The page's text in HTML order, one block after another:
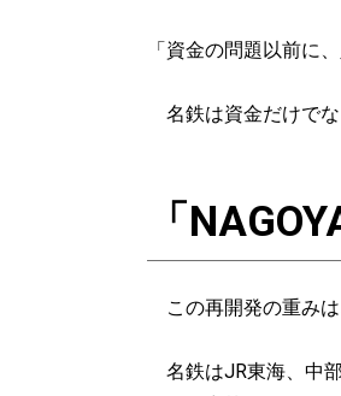
「資金の問題以前に
名鉄は資金だけでな
「
この再開発の重みは
名鉄はJR東海、中